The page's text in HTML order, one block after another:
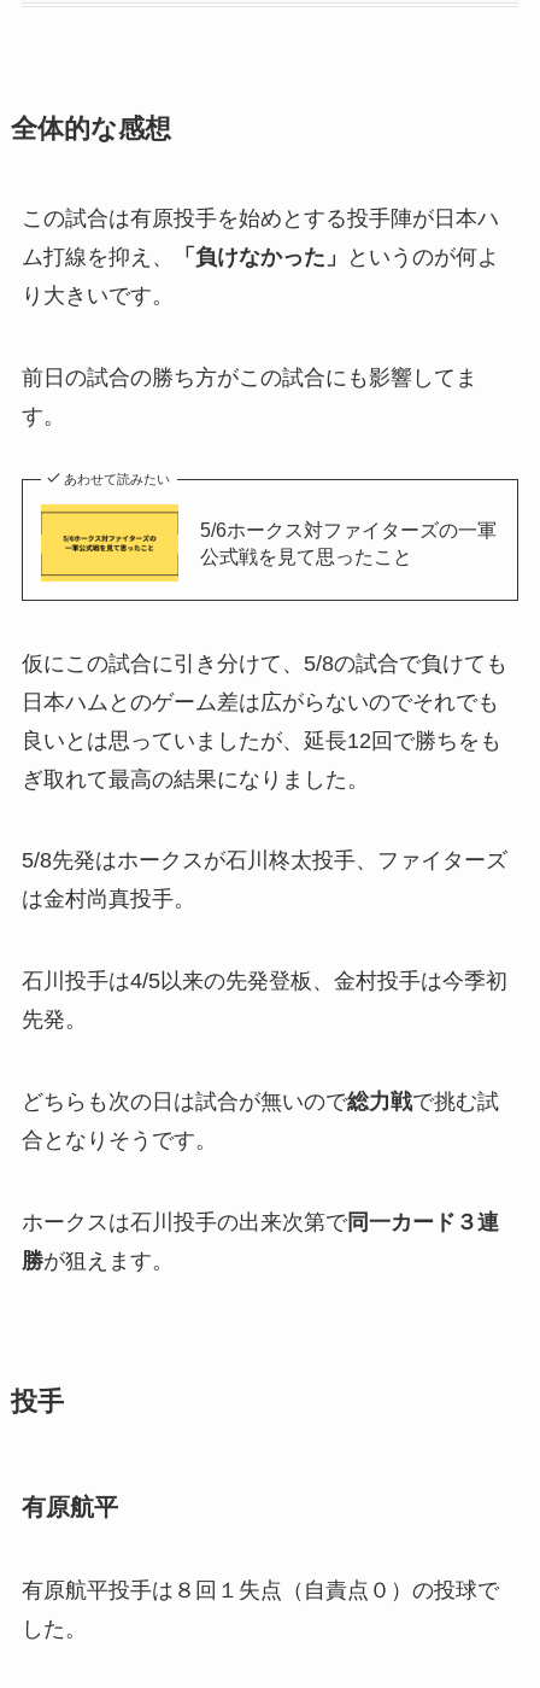
全体的な感想
この試合は有原投手を始めとする投手陣が日本ハ
ム打線を抑え、
「負けなかった」
というのが何よ
り大きいです。
前日の試合の勝ち方がこの試合にも影響してま
す。
あわせて読みたい
5/6ホークス対ファイターズの一軍
公式戦を見て思ったこと
仮にこの試合に引き分けて、5/8の試合で負けても
日本ハムとのゲーム差は広がらないのでそれでも
良いとは思っていましたが、延長12回で勝ちをも
ぎ取れて最高の結果になりました。
5/8先発はホークスが石川柊太投手、ファイターズ
は金村尚真投手。
石川投手は4/5以来の先発登板、金村投手は今季初
先発。
どちらも次の日は試合が無いので総力戦で挑む試
合となりそうです。
ホークスは石川投手の出来次第で同一カード３連
勝が狙えます。
投手
有原航平
有原航平投手は８回１失点（自責点０）の投球で
した。